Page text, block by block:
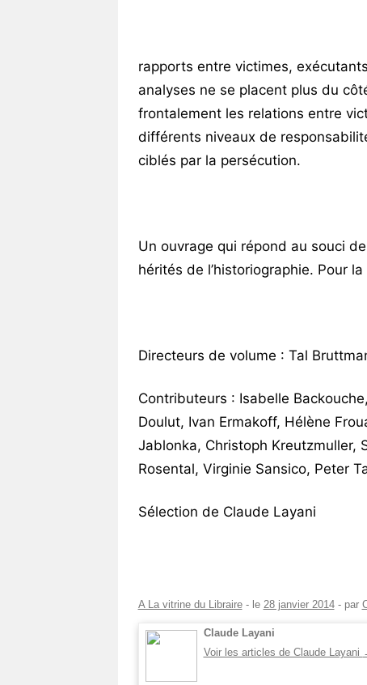
rapports entre victimes,
analyses ne se placent plus du
frontalement les relations entre
différents niveaux de
ciblés par la persécution.
Un ouvrage qui répond au souci
hérités de l’historiographie. Pour
Directeurs de volume : Tal
Contributeurs : Isabelle
Doulut, Ivan Ermakoff, Hélène
Jablonka, Christoph Kreutzmuller,
Rosental, Virginie Sansico, Peter
Sélection de Claude Layani
A La vitrine du Libraire- le 28 janvier 2014- par
Claude Layani
Voir les articles de Claude Layani